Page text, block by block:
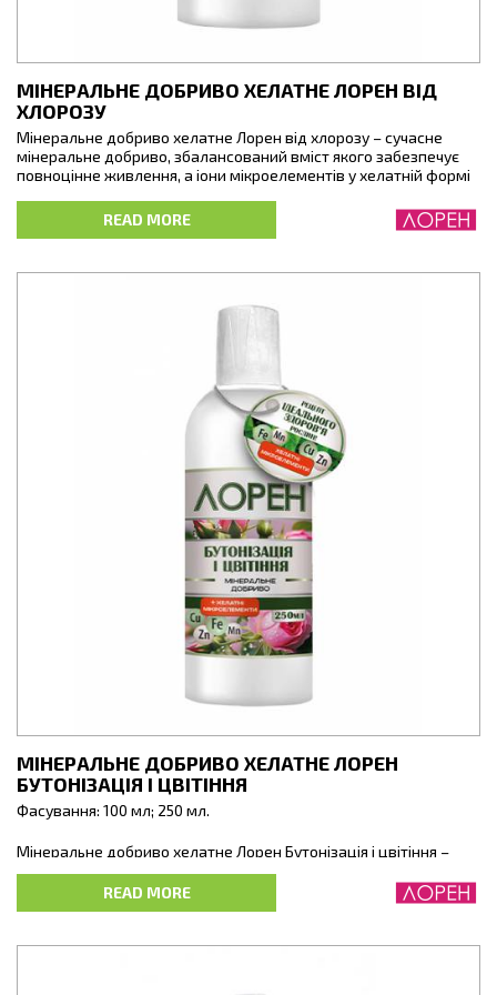
МІНЕРАЛЬНЕ ДОБРИВО ХЕЛАТНЕ ЛОРЕН ВІД
ХЛОРОЗУ
Мінеральне добриво хелатне Лорен від хлорозу – сучасне
мінеральне добриво, збалансований вміст якого забезпечує
повноцінне живлення, а іони мікроелементів у хелатній формі
засвоюється, усуває дефіцит мікроелементів та
READ MORE
МІНЕРАЛЬНЕ ДОБРИВО ХЕЛАТНЕ ЛОРЕН
БУТОНІЗАЦІЯ І ЦВІТІННЯ
Фасування: 100 мл; 250 мл.
Мінеральне добриво хелатне Лорен Бутонізація і цвітіння –
сучасне мінеральне добриво. Його збалансований склад N-P-К
з високим вмістом азоту, фосфору та калію забезпечує
повноцінне живлення, а іони мікроелементів у хелатній формі
READ MORE